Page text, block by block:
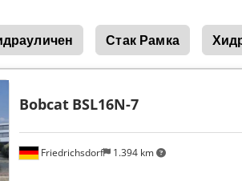
Стак Рамка
Friedrichsdorf 1.394 km
Bobcat BSL16N-7